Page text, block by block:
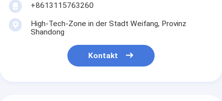
+8613115763260
High-Tech-Zone in der Stadt Weifang, Provinz
Shandong
Kontakt